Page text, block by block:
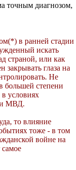
точным диагнозом,
в ранней стадии
искать
страной, или как
глаза на
Не
большей степени
условиях
и МВД.
то влияние
тоже - в том
войне на